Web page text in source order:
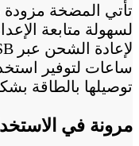
لسهولة متابعة
ساعات لتوفير
توصيلها بالطاقة
مرونة في